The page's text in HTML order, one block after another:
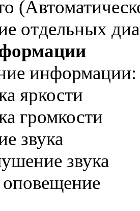
отдельных
яркости
громкости
звука
звука
оповещение